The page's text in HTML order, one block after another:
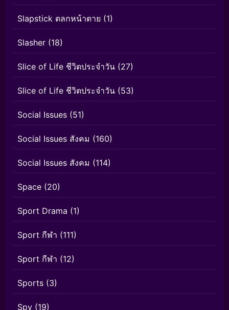
Slapstick ตลกหน้าตาย (1)
Slasher (18)
Slice of Life ชีวิตประจำวัน (27)
Slice of Life ชีวิตประจำวัน (53)
Social Issues (51)
Social Issues สังคม (160)
Social Issues สังคม (114)
Space (20)
Sport Drama (1)
Sport กีฬา (111)
Sport กีฬา (12)
Sports (3)
Spy (19)